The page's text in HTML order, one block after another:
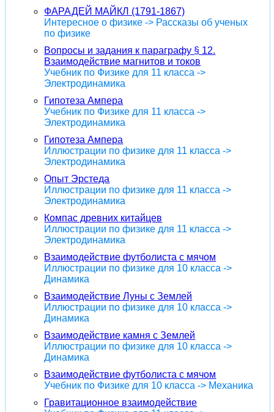
ФАРАДЕЙ МАЙКЛ (1791-1867)
Интересное о физике -> Рассказы об ученых
по физике
Вопросы и задания к параграфу § 12.
Взаимодействие магнитов и токов
Учебник по Физике для 11 класса ->
Электродинамика
Гипотеза Ампера
Учебник по Физике для 11 класса ->
Электродинамика
Гипотеза Ампера
Иллюстрации по физике для 11 класса ->
Электродинамика
Опыт Эрстеда
Иллюстрации по физике для 11 класса ->
Электродинамика
Компас древних китайцев
Иллюстрации по физике для 11 класса ->
Электродинамика
Взаимодействие футболиста с мячом
Иллюстрации по физике для 10 класса ->
Динамика
Взаимодействие Луны с Землей
Иллюстрации по физике для 10 класса ->
Динамика
Взаимодействие камня с Землей
Иллюстрации по физике для 10 класса ->
Динамика
Взаимодействие футболиста с мячом
Учебник по Физике для 10 класса -> Механика
Гравитационное взаимодействие